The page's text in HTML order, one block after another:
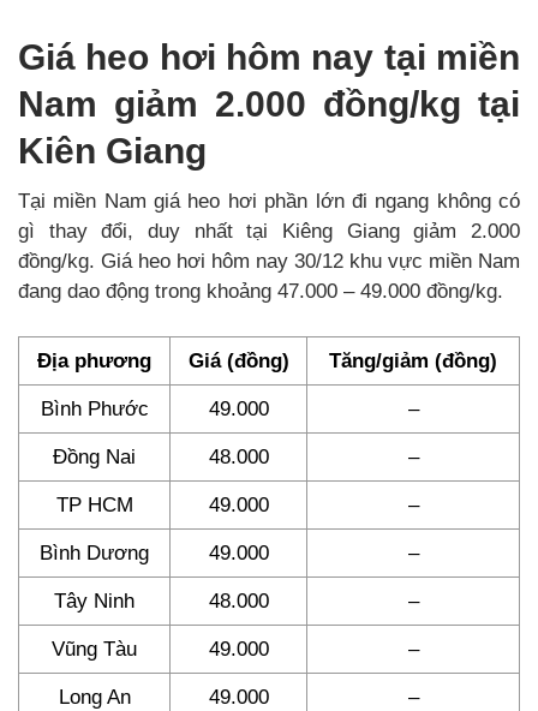
Giá heo hơi hôm nay tại miền
Nam giảm 2.000 đồng/kg tại
Kiên Giang
Tại miền Nam giá heo hơi phần lớn đi ngang không có
gì thay đổi, duy nhất tại Kiêng Giang giảm 2.000
đồng/kg. Giá heo hơi hôm nay 30/12 khu vực miền Nam
đang dao động trong khoảng 47.000 – 49.000 đồng/kg.
Địa phương Giá (đồng) Tăng/giảm (đồng)
Bình Phước 49.000 –
Đồng Nai 48.000 –
TP HCM 49.000 –
Bình Dương 49.000 –
Tây Ninh 48.000 –
Vũng Tàu 49.000 –
Long An 49.000 –